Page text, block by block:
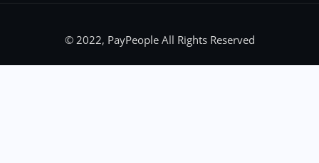
© 2022, PayPeople All Rights Reserved